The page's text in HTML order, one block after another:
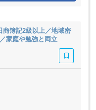
商簿記2級以上／地域密
家庭や勉強と両立